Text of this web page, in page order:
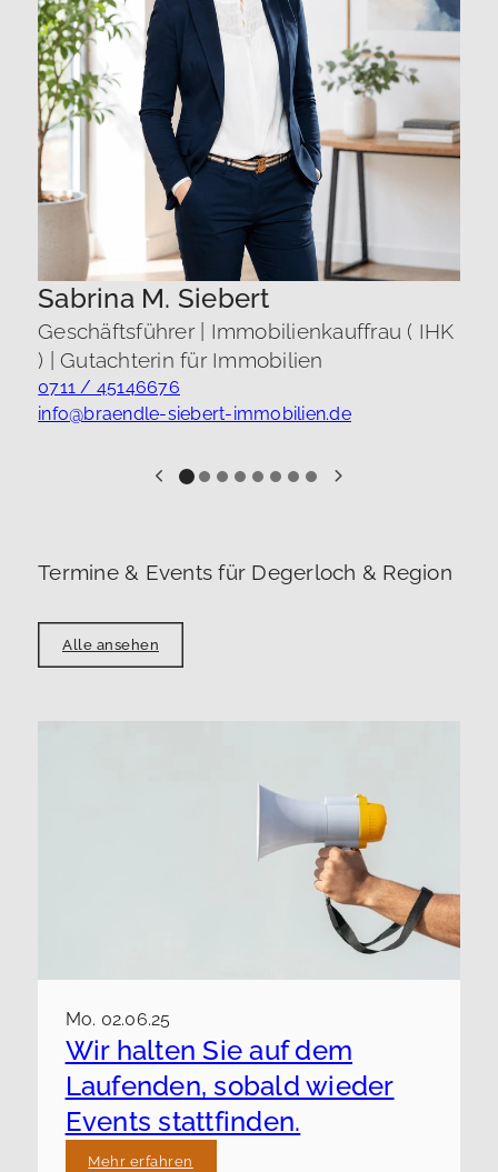
Sabrina M. Siebert
Geschäftsführer | Immobilienkauffrau ( IHK
) | Gutachterin für Immobilien
0711 / 45146676
info@braendle-siebert-immobilien.de
Termine & Events für Degerloch & Region
Alle ansehen
Mo. 02.06.25
Wir halten Sie auf dem
Laufenden, sobald wieder
Events stattfinden.
Mehr erfahren